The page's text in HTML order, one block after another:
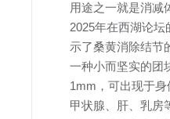
用途之一就是消减
2025年在西湖论
示了桑黄消除结节
一种小而坚实的团
1mm，可出现于身
甲状腺、肝、乳房